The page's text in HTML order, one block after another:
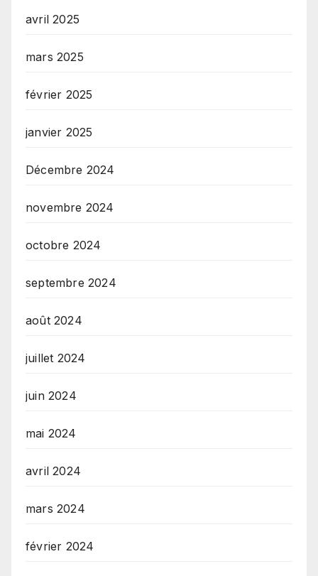
avril 2025
mars 2025
février 2025
janvier 2025
Décembre 2024
novembre 2024
octobre 2024
septembre 2024
août 2024
juillet 2024
juin 2024
mai 2024
avril 2024
mars 2024
février 2024